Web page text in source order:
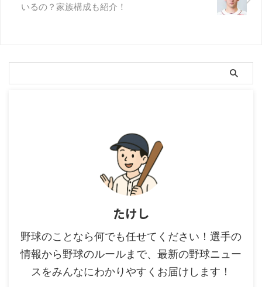
いるの？家族構成も紹介！
たけし
野球のことなら何でも任せてください！選手の
情報から野球のルールまで、最新の野球ニュー
スをみんなにわかりやすくお届けします！